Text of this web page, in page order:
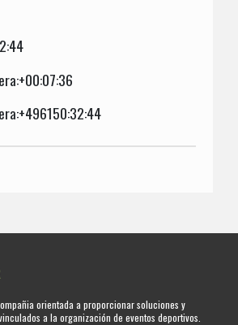
orientada a proporcionar soluciones y
a la organización de eventos deportivos.